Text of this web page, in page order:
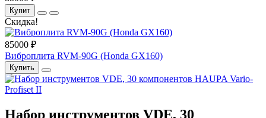
Купит
Скидка!
85000 ₽
Виброплита RVM-90G (Honda GX160)
Купить
Набор инструментов VDE, 30